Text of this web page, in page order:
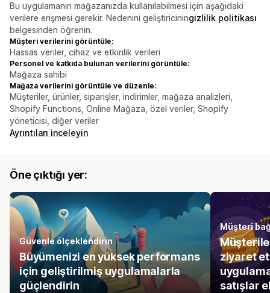
Bu uygulamanın mağazanızda kullanılabilmesi için aşağıdaki
verilere erişmesi gerekir. Nedenini geliştiriciningizlilik politikası
belgesinden öğrenin.
Müşteri verilerini görüntüle:
Hassas veriler, cihaz ve etkinlik verileri
Personel ve katkıda bulunan verilerini görüntüle:
Mağaza sahibi
Mağaza verilerini görüntüle ve düzenle:
Müşteriler, ürünler, siparişler, indirimler, mağaza analizleri,
Shopify Functions, Online Mağaza, özel veriler, Shopify
yöneticisi, diğer veriler
Ayrıntıları inceleyin
Öne çıktığı yer:
Güvenle ölçeklendirin
Büyümenizi en yüksek performans
için geliştirilmiş uygulamalarla
güçlendirin
Müşteri
ziyaret
satışlar